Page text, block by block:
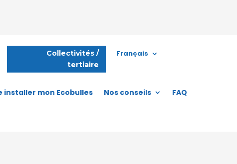
Collectivités /
tertiaire
Français
installer mon Ecobulles Nos conseils
FAQ